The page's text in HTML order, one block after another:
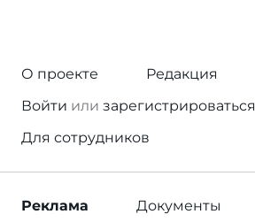
О проекте
Редакция
Войти или зарегистрироваться
Для сотрудников
Реклама Документы